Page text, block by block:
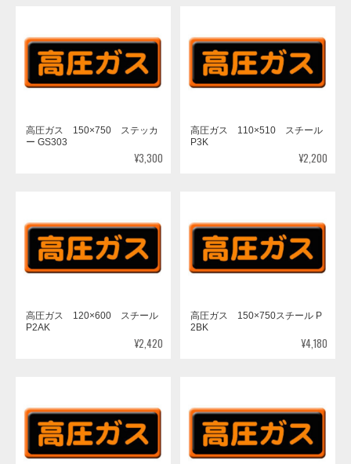
高圧ガス 150×750 ステッカ
ー GS303
¥3,300
高圧ガス 110×510 スチール
P3K
¥2,200
高圧ガス 120×600 スチール
P2AK
¥2,420
高圧ガス 150×750スチール P
2BK
¥4,180